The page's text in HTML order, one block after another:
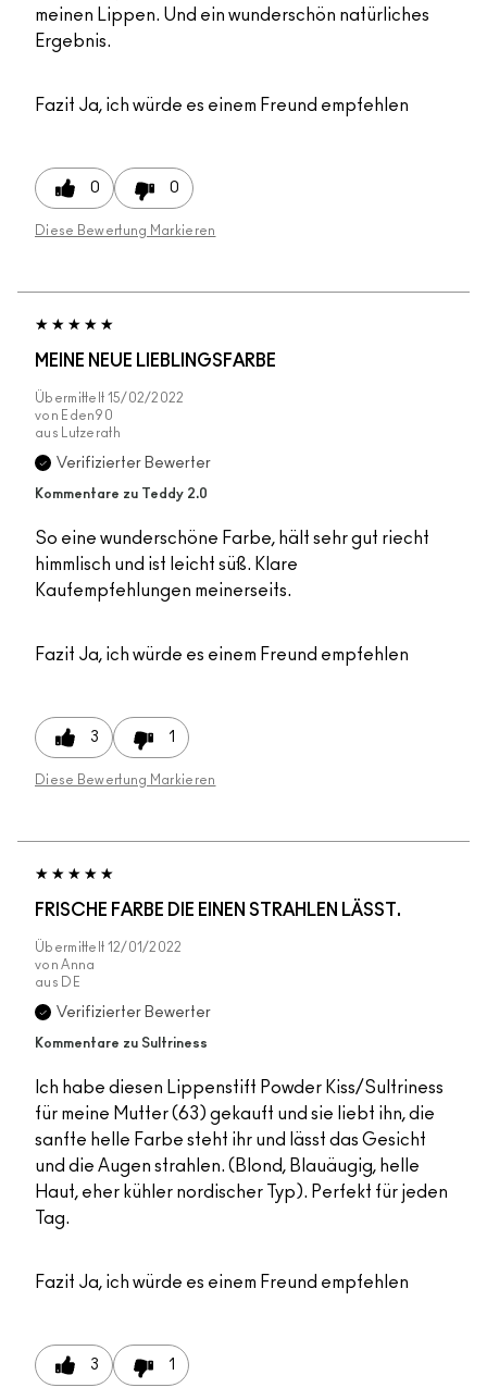
meinen Lippen. Und ein wunderschön natürliches
Ergebnis.
Fazit Ja, ich würde es einem Freund empfehlen
0 0
Diese Bewertung Markieren
MEINE NEUE LIEBLINGSFARBE
Übermittelt 15/02/2022
von Eden90
aus
Lutzerath
Verifizierter Bewerter
Kommentare zu Teddy 2.0
So eine wunderschöne Farbe, hält sehr gut riecht
himmlisch und ist leicht süß. Klare
Kaufempfehlungen meinerseits.
Fazit Ja, ich würde es einem Freund empfehlen
3 1
Diese Bewertung Markieren
FRISCHE FARBE DIE EINEN STRAHLEN LÄSST.
Übermittelt 12/01/2022
von Anna
aus
DE
Verifizierter Bewerter
Kommentare zu Sultriness
Ich habe diesen Lippenstift Powder Kiss/Sultriness
für meine Mutter (63) gekauft und sie liebt ihn, die
sanfte helle Farbe steht ihr und lässt das Gesicht
und die Augen strahlen. (Blond, Blauäugig, helle
Haut, eher kühler nordischer Typ). Perfekt für jeden
Tag.
Fazit Ja, ich würde es einem Freund empfehlen
3 1